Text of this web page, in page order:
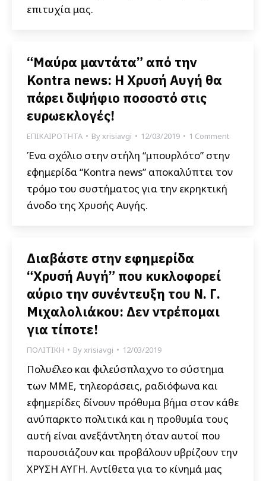
επιτυχία μας.
“Μαύρα μαντάτα” από την
Kontra news: Η Χρυσή Αυγή θα
πάρει διψήφιο ποσοστό στις
ευρωεκλογές!
ΕΠΙΚΑΙΡΟΤΗΤΑ Byxrisiavgi 12/03/2019 1 Comment
Ένα σχόλιο στην στήλη “μπουρλότο” στην
εφημερίδα “Kontra news” αποκαλύπτει τον
τρόμο του συστήματος για την εκρηκτική
άνοδο της Χρυσής Αυγής.
Διαβάστε στην εφημερίδα
“Χρυσή Αυγή” που κυκλοφορεί
αύριο την συνέντευξη του Ν. Γ.
Μιχαλολιάκου: Δεν ντρέπομαι
για τίποτε!
ΠΟΛΙΤΙΚΗ Byxrisiavgi 12/03/2019
Πολυέλεο και φιλεύσπλαχνο το σύστημα
των ΜΜΕ, τηλεοράσεις, ραδιόφωνα και
εφημερίδες δίνουν πρόθυμα βήμα στον κάθε
ανύπαρκτο πολιτικά και η προθυμία τους
αυτή είναι ανεξάντλητη όταν αυτοί που
παρουσιάζουν και προβάλουν υβρίζουν την
ΧΡΥΣΗ ΑΥΓΗ. Αντίθετα για το κίνημά μας